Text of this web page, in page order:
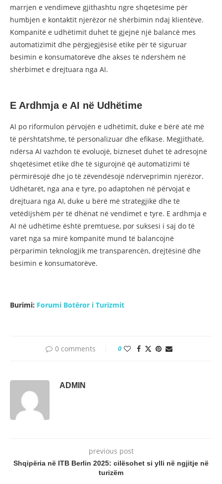
marrjen e vendimeve gjithashtu ngre shqetësime për
humbjen e kontaktit njerëzor në shërbimin ndaj klientëve.
Kompanitë e udhëtimit duhet të gjejnë një balancë mes
automatizimit dhe përgjegjësisë etike për të siguruar
besimin e konsumatorëve dhe akses të ndershëm në
shërbimet e drejtuara nga AI.
E Ardhmja e AI në Udhëtime
AI po riformulon përvojën e udhëtimit, duke e bërë atë më
të përshtatshme, të personalizuar dhe efikase. Megjithatë,
ndërsa AI vazhdon të evoluojë, bizneset duhet të adresojnë
shqetësimet etike dhe të sigurojnë që automatizimi të
përmirësojë dhe jo të zëvendësojë ndërveprimin njerëzor.
Udhëtarët, nga ana e tyre, po adaptohen në përvojat e
drejtuara nga AI, duke u bërë më strategjikë dhe të
vetëdijshëm për të dhënat në vendimet e tyre. E ardhmja e
AI në udhëtime është premtuese, por suksesi i saj do të
varet nga sa mirë kompanitë mund të balancojnë
përparimin teknologjik me transparencën, drejtësinë dhe
besimin e konsumatorëve.
Burimi: Forumi Botëror i Turizmit
0 comments 0
ADMIN
previous post
Shqipëria në ITB Berlin 2025: cilësohet si ylli në ngjitje në
turizëm